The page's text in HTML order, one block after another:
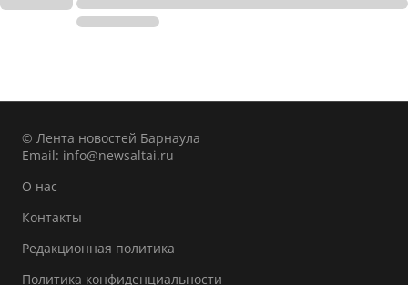
© Лента новостей Барнаула
Email: info@newsaltai.ru
О нас
Контакты
Редакционная политика
Политика конфиденциальности